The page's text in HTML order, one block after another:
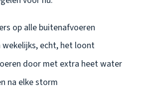
op alle buitenafvoeren
wekelijks, echt, het loont
door met extra heet water
na elke storm